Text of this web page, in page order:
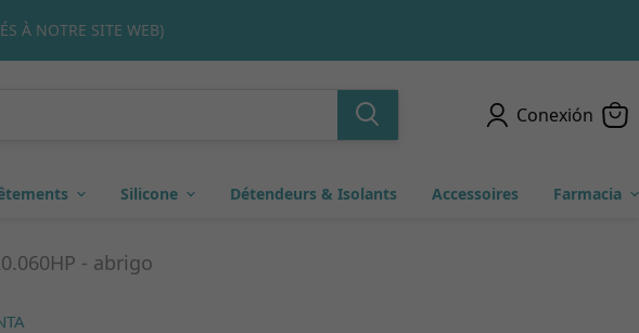
RÉSERVÉS À NOS NOUVEAUX CLIENTS.
Conexión
Silicone Détendeurs & Isolants Accessoires Farmacia
- abrigo